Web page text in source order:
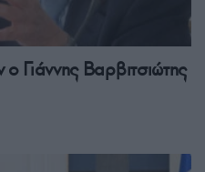
Γιάννης Βαρβιτσιώτης